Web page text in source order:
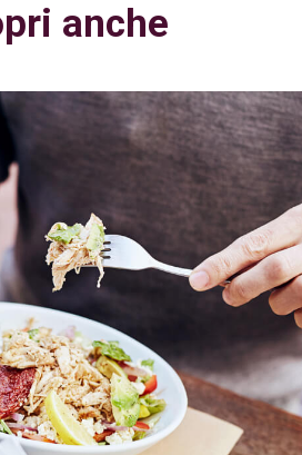
anche